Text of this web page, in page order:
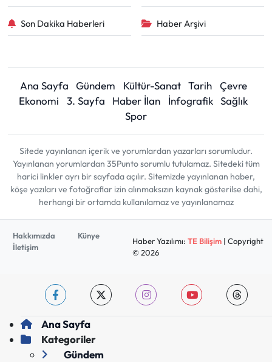
Son Dakika Haberleri Haber Arşivi
Ana Sayfa Gündem Kültür-Sanat Tarih
Çevre
Ekonomi
3. Sayfa Haber İlan İnfografik Sağlık
Spor
Sitede yayınlanan içerik ve yorumlardan yazarları sorumludur.
Yayınlanan yorumlardan 35Punto sorumlu tutulamaz. Sitedeki tüm
harici linkler ayrı bir sayfada açılır. Sitemizde yayınlanan haber,
köşe yazıları ve fotoğraflar izin alınmaksızın kaynak gösterilse dahi,
herhangi bir ortamda kullanılamaz ve yayınlanamaz
Hakkımızda
Künye
İletişim
Haber Yazılımı: TE Bilişim| Copyright
© 2026
Ana Sayfa
Kategoriler
Gündem